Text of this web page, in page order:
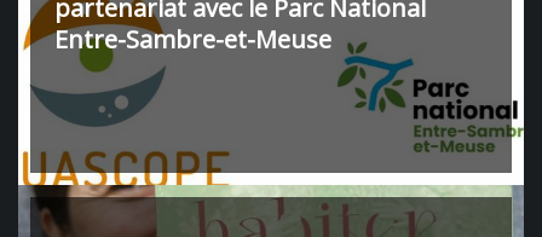
partenariat avec le Parc National
Entre-Sambre-et-Meuse